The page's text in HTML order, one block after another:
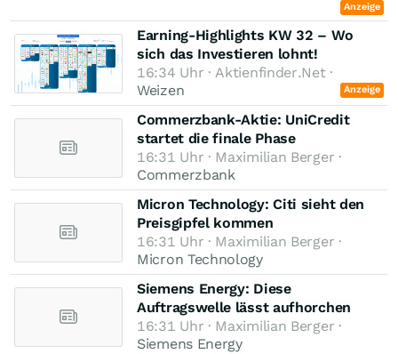
Anzeige
Earning-Highlights KW 32 – Wo
sich das Investieren lohnt!
16:34 Uhr · Aktienfinder.Net ·
Weizen
Anzeige
Commerzbank-Aktie: UniCredit
startet die finale Phase
16:31 Uhr · Maximilian Berger ·
Commerzbank
Micron Technology: Citi sieht den
Preisgipfel kommen
16:31 Uhr · Maximilian Berger ·
Micron Technology
Siemens Energy: Diese
Auftragswelle lässt aufhorchen
16:31 Uhr · Maximilian Berger ·
Siemens Energy